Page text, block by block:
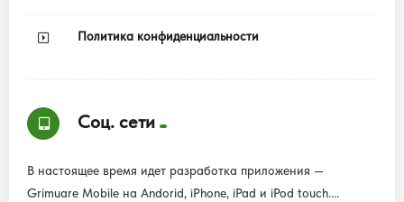
Политика конфиденциальности
Соц. сети
В настоящее время идет разработка приложения —
Grimuare Mobile на Andorid, iPhone, iPad и iPod touch....